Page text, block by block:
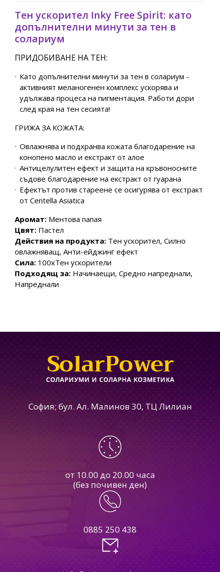
Тен ускорител Inky Free Spirit: като
допълнителни минути за тен в
солариум
ПРИДОБИВАНЕ НА ТЕН:
Като допълнителни минути за тен в солариум -
активният меланогенен комплекс ускорява и
удължава процеса на пигментация. Работи дори
след края на тен сесията!
ГРИЖА ЗА КОЖАТА:
Овлажнява и подхранва кожата благодарение на
конопено масло и екстракт от алое
Антицелулитен ефект и защита на кръвоносните
съдове благодарение на екстракт от гуарана
Ефектът против стареене се осигурява от екстракт
от Centella Asiatica
Аромат: Ментова папая
Цвят: Пастел
Действия на продукта: Тен ускорител, Силно
овлажняващ, Анти-ейджинг ефект
Сила: 100хТен ускорители
Подходящ за: Начинаещи, Средно напреднали,
Напреднали
София; бул. Ал. Малинов 30, ТЦ Лилиан
от 10.00 до 20.00 часа
(без почивен ден)
0885 250 438